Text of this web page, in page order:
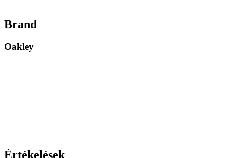
Brand
Oakley
Értékelések